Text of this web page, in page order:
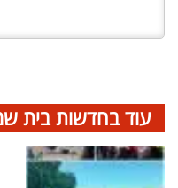
עוד בחדשות בית